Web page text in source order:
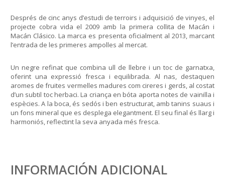
Després de cinc anys d’estudi de terroirs i adquisició de vinyes, el
projecte cobra vida el 2009 amb la primera collita de Macán i
Macán Clásico. La marca es presenta oficialment al 2013, marcant
l’entrada de les primeres ampolles al mercat.
Un negre refinat que combina ull de llebre i un toc de garnatxa,
oferint una expressió fresca i equilibrada. Al nas, destaquen
aromes de fruites vermelles madures com cireres i gerds, al costat
d’un subtil toc herbaci. La criança en bóta aporta notes de vainilla i
espècies. A la boca, és sedós i ben estructurat, amb tanins suaus i
un fons mineral que es desplega elegantment. El seu final és llarg i
harmoniós, reflectint la seva anyada més fresca.
INFORMACIÓN ADICIONAL